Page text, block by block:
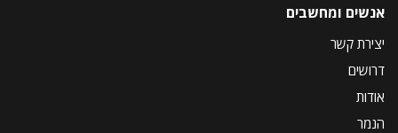
אנשים ומחשבים
יצירת קשר
דרושים
אודות
הנמר